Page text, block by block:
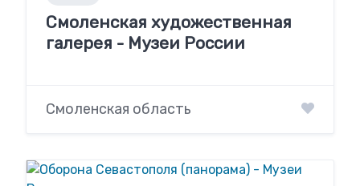
Смоленская художественная
галерея - Музеи России
Смоленская область